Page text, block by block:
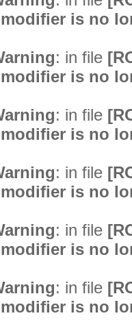
is no
: in file
is no
: in file
is no
: in file
is no
: in file
is no
: in file
is no